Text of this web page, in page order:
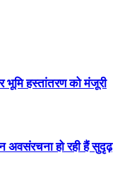
भूमि हस्तांतरण को मंजूरी
अवसंरचना हो रही हैं सुदृढ़